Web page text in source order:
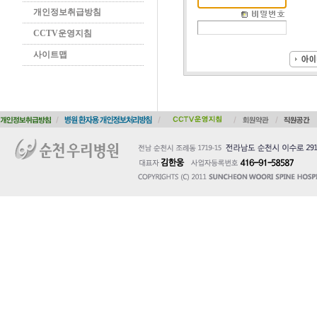
개인정보취급방침
CCTV운영지침
사이트맵